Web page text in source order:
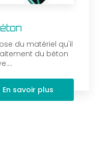
du matériel qu'il
du béton
En savoir plus